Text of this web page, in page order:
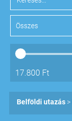
Összes
17.800 Ft
Belföldi utazás